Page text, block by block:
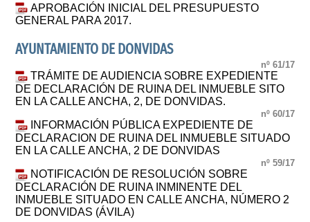
APROBACIÓN INICIAL DEL PRESUPUESTO
GENERAL PARA 2017.
AYUNTAMIENTO DE DONVIDAS
nº 61/17
TRÁMITE DE AUDIENCIA SOBRE EXPEDIENTE
DE DECLARACIÓN DE RUINA DEL INMUEBLE SITO
EN LA CALLE ANCHA, 2, DE DONVIDAS.
nº 60/17
INFORMACIÓN PÚBLICA EXPEDIENTE DE
DECLARACION DE RUINA DEL INMUEBLE SITUADO
EN LA CALLE ANCHA, 2 DE DONVIDAS
nº 59/17
NOTIFICACIÓN DE RESOLUCIÓN SOBRE
DECLARACIÓN DE RUINA INMINENTE DEL
INMUEBLE SITUADO EN CALLE ANCHA, NÚMERO 2
DE DONVIDAS (ÁVILA)